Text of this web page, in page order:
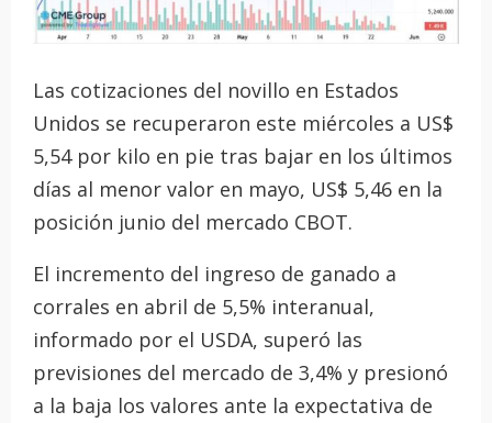
Las cotizaciones del novillo en Estados
Unidos se recuperaron este miércoles a US$
5,54 por kilo en pie tras bajar en los últimos
días al menor valor en mayo, US$ 5,46 en la
posición junio del mercado CBOT.
El incremento del ingreso de ganado a
corrales en abril de 5,5% interanual,
informado por el USDA, superó las
previsiones del mercado de 3,4% y presionó
a la baja los valores ante la expectativa de